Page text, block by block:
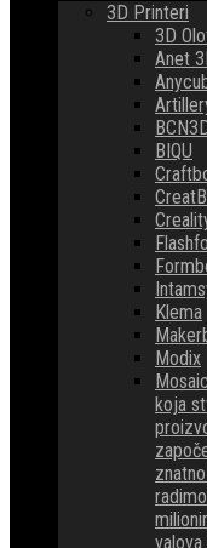
3D Printeri
3D
Anet
BIQU
Klema
Modix
Mosaic
koja